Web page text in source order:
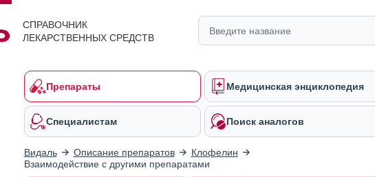
СПРАВОЧНИК
ЛЕКАРСТВЕННЫХ СРЕДСТВ
Препараты Медицинская энциклопедия
Специалистам Поиск аналогов
Видаль Описание препаратов
Клофелин
Взаимодействие с другими препаратами